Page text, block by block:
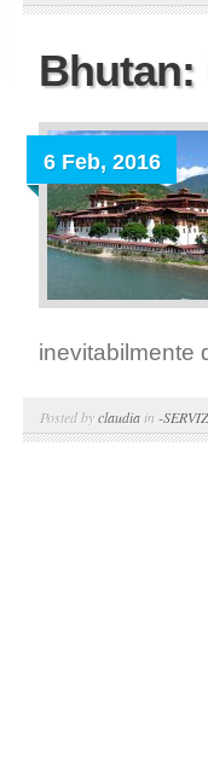
Bhutan:
6 Feb, 2016
inevitabilmente
Posted byclaudia in -